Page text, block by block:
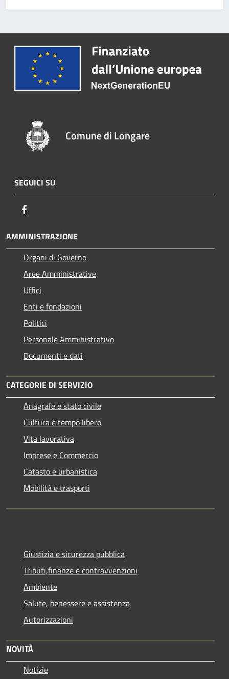
Comune di Longare
SEGUICI SU
AMMINISTRAZIONE
Organi di Governo
Aree Amministrative
Uffici
Enti e fondazioni
Politici
Personale Amministrativo
Documenti e dati
CATEGORIE DI SERVIZIO
Anagrafe e stato civile
Cultura e tempo libero
Vita lavorativa
Imprese e Commercio
Catasto e urbanistica
Mobilità e trasporti
Giustizia e sicurezza pubblica
Tributi,finanze e contravvenzioni
Ambiente
Salute, benessere e assistenza
Autorizzazioni
NOVITÀ
Notizie